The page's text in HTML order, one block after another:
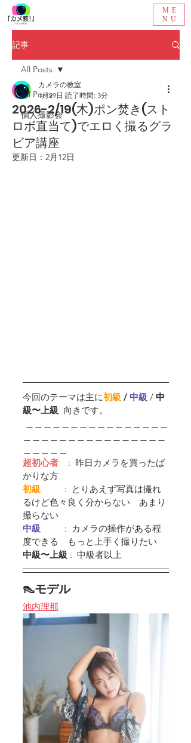
ME
NU
記事
All Posts
個人撮影会
All Posts
2026-2/19(木)ポン焚き(スト
ロボ直当て)でエロく撮るグラ
ビア講座
カメラの教室
1月29日 読了時間: 3分
更新日： 2月12日
今回のテーマは主に初級 / 中級 / 中
級〜上級 向きです。
超初心者 :  昨日カメラを買ったば
かりな方
初級
:  とりあえず写真は撮れ
るけど色々良く分からない　あまり
撮らない
中級
:  カメラの操作がある程
度できる　もっと上手く撮りたい
中級〜上級 :  中級者以上
👠モデル
池内理那